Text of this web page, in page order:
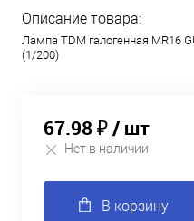
Описание товара:
Лампа TDM галогенная MR16
(1/200)
67.98 ₽/ шт
Нет в наличии
В корзину